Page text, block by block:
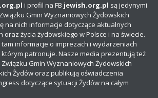
i profil na FB jewish.org.pl są jedynymi
Gmin Wyznaniowych Żydowskich
na nich informacje dotyczące aktualnych
oraz życia żydowskiego w Polsce i na świecie.
informacje o imprezach i wydarzeniach
patronuje. Nasze media prezentują też
Gmin Wyznaniowych Żydowskich
Żydów oraz publikują oświadczenia
dotyczące sytuacji Żydów na całym